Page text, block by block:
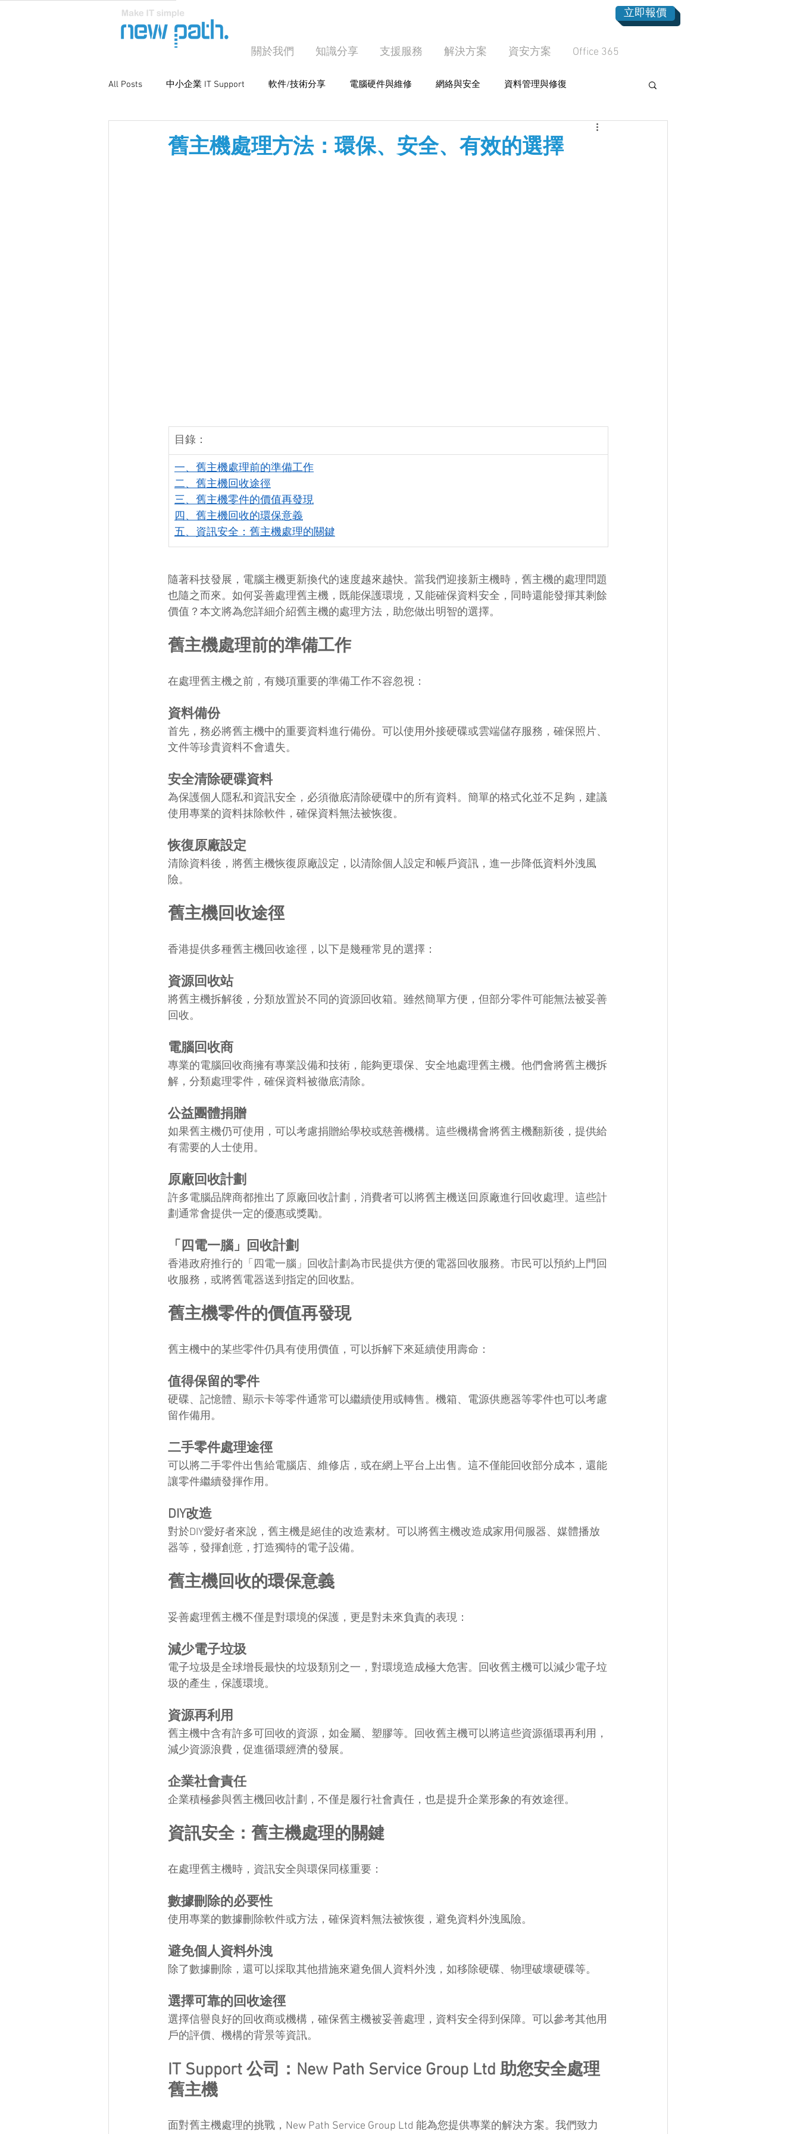
立即報價
關於我們 知識分享 支援服務 解決方案 資安方案 Office 365
All Posts 中小企業 IT Support 軟件/技術分享 電腦硬件與維修 網絡與安全 資料管理與修復
舊主機處理方法：環保、安全、有效的選擇
目錄：
一、舊主機處理前的準備工作
二、舊主機回收途徑
三、舊主機零件的價值再發現
四、舊主機回收的環保意義
五、資訊安全：舊主機處理的關鍵
隨著科技發展，電腦主機更新換代的速度越來越快。當我們迎接新主機時，舊主機的處理問題
也隨之而來。如何妥善處理舊主機，既能保護環境，又能確保資料安全，同時還能發揮其剩餘
價值？本文將為您詳細介紹舊主機的處理方法，助您做出明智的選擇。
舊主機處理前的準備工作
在處理舊主機之前，有幾項重要的準備工作不容忽視：
資料備份
首先，務必將舊主機中的重要資料進行備份。可以使用外接硬碟或雲端儲存服務，確保照片、
文件等珍貴資料不會遺失。
安全清除硬碟資料
為保護個人隱私和資訊安全，必須徹底清除硬碟中的所有資料。簡單的格式化並不足夠，建議
使用專業的資料抹除軟件，確保資料無法被恢復。
恢復原廠設定
清除資料後，將舊主機恢復原廠設定，以清除個人設定和帳戶資訊，進一步降低資料外洩風
險。
舊主機回收途徑
香港提供多種舊主機回收途徑，以下是幾種常見的選擇：
資源回收站
將舊主機拆解後，分類放置於不同的資源回收箱。雖然簡單方便，但部分零件可能無法被妥善
回收。
電腦回收商
專業的電腦回收商擁有專業設備和技術，能夠更環保、安全地處理舊主機。他們會將舊主機拆
解，分類處理零件，確保資料被徹底清除。
公益團體捐贈
如果舊主機仍可使用，可以考慮捐贈給學校或慈善機構。這些機構會將舊主機翻新後，提供給
有需要的人士使用。
原廠回收計劃
許多電腦品牌商都推出了原廠回收計劃，消費者可以將舊主機送回原廠進行回收處理。這些計
劃通常會提供一定的優惠或獎勵。
「四電一腦」回收計劃
香港政府推行的「四電一腦」回收計劃為市民提供方便的電器回收服務。市民可以預約上門回
收服務，或將舊電器送到指定的回收點。
舊主機零件的價值再發現
舊主機中的某些零件仍具有使用價值，可以拆解下來延續使用壽命：
值得保留的零件
硬碟、記憶體、顯示卡等零件通常可以繼續使用或轉售。機箱、電源供應器等零件也可以考慮
留作備用。
二手零件處理途徑
可以將二手零件出售給電腦店、維修店，或在網上平台上出售。這不僅能回收部分成本，還能
讓零件繼續發揮作用。
DIY改造
對於DIY愛好者來說，舊主機是絕佳的改造素材。可以將舊主機改造成家用伺服器、媒體播放
器等，發揮創意，打造獨特的電子設備。
舊主機回收的環保意義
妥善處理舊主機不僅是對環境的保護，更是對未來負責的表現：
減少電子垃圾
電子垃圾是全球增長最快的垃圾類別之一，對環境造成極大危害。回收舊主機可以減少電子垃
圾的產生，保護環境。
資源再利用
舊主機中含有許多可回收的資源，如金屬、塑膠等。回收舊主機可以將這些資源循環再利用，
減少資源浪費，促進循環經濟的發展。
企業社會責任
企業積極參與舊主機回收計劃，不僅是履行社會責任，也是提升企業形象的有效途徑。
資訊安全：舊主機處理的關鍵
在處理舊主機時，資訊安全與環保同樣重要：
數據刪除的必要性
使用專業的數據刪除軟件或方法，確保資料無法被恢復，避免資料外洩風險。
避免個人資料外洩
除了數據刪除，還可以採取其他措施來避免個人資料外洩，如移除硬碟、物理破壞硬碟等。
選擇可靠的回收途徑
選擇信譽良好的回收商或機構，確保舊主機被妥善處理，資料安全得到保障。可以參考其他用
戶的評價、機構的背景等資訊。
IT Support 公司：New Path Service Group Ltd 助您安全處理
舊主機
面對舊主機處理的挑戰，New Path Service Group Ltd 能為您提供專業的解決方案。我們致力